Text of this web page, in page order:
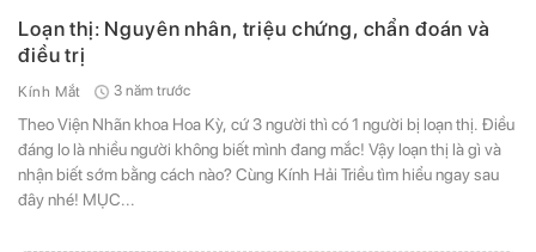
Loạn thị: Nguyên nhân, triệu chứng, chẩn đoán và
điều trị
Kính Mắt 3 năm trước
Theo Viện Nhãn khoa Hoa Kỳ, cứ 3 người thì có 1 người bị loạn thị. Điều
đáng lo là nhiều người không biết mình đang mắc! Vậy loạn thị là gì và
nhận biết sớm bằng cách nào? Cùng Kính Hải Triều tìm hiểu ngay sau
đây nhé! MỤC...
Triều)
Triều)